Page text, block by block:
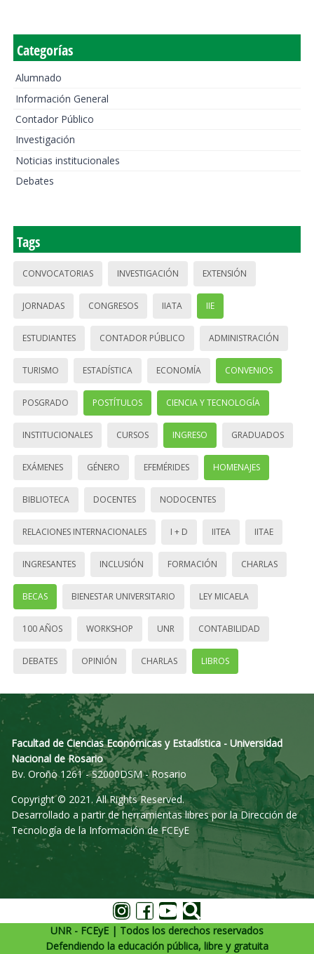
Categorías
Alumnado
Información General
Contador Público
Investigación
Noticias institucionales
Debates
Tags
CONVOCATORIAS INVESTIGACIÓN EXTENSIÓN
JORNADAS CONGRESOS IIATA IIE
ESTUDIANTES CONTADOR PÚBLICO ADMINISTRACIÓN
TURISMO ESTADÍSTICA ECONOMÍA CONVENIOS
POSGRADO POSTÍTULOS CIENCIA Y TECNOLOGÍA
INSTITUCIONALES CURSOS INGRESO GRADUADOS
EXÁMENES GÉNERO EFEMÉRIDES HOMENAJES
BIBLIOTECA DOCENTES NODOCENTES
RELACIONES INTERNACIONALES I + D IITEA IITAE
INGRESANTES INCLUSIÓN FORMACIÓN CHARLAS
BECAS BIENESTAR UNIVERSITARIO LEY MICAELA
100 AÑOS WORKSHOP UNR CONTABILIDAD
DEBATES OPINIÓN CHARLAS LIBROS
Facultad de Ciencias Económicas y Estadística - Universidad
Nacional de Rosario
Bv. Oroño 1261 - S2000DSM - Rosario
Copyright © 2021. All Rights Reserved.
Desarrollado a partir de herramientas libres por la Dirección de
Tecnología de la Información de FCEyE
UNR - FCEyE | Todos los derechos reservados
Defendiendo la educación pública, libre y gratuita